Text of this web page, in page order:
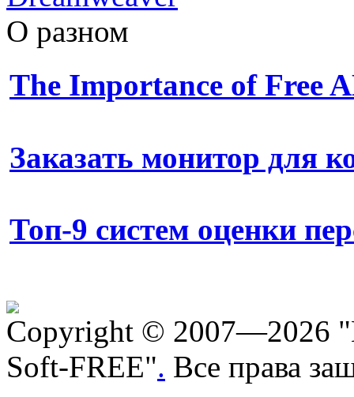
О разном
The Importance of Free
Заказать монитор для
Топ-9 систем оценки
Copyright © 2007—2026
Soft-FREE". Все права